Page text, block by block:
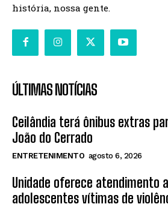
história, nossa gente.
ÚLTIMAS NOTÍCIAS
Ceilândia terá ônibus extras
João do Cerrado
ENTRETENIMENTO agosto 6, 2026
Unidade oferece atendimento
adolescentes vítimas de